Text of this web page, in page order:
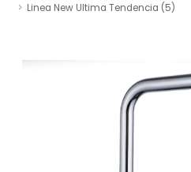
Linea New Ultima Tendencia (5)